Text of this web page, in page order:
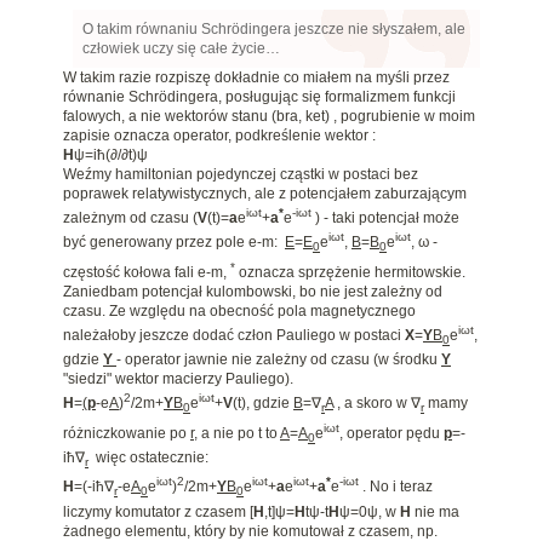
O takim równaniu Schrödingera jeszcze nie słyszałem, ale
człowiek uczy się całe życie…
W takim razie rozpiszę dokładnie co miałem na myśli przez
równanie Schrödingera, posługując się formalizmem funkcji
falowych, a nie wektorów stanu (bra, ket) , pogrubienie w moim
zapisie oznacza operator, podkreślenie wektor :
Hψ=iħ(∂/∂t)ψ
Weźmy hamiltonian pojedynczej cząstki w postaci bez
poprawek relatywistycznych, ale z potencjałem zaburzającym
zależnym od czasu (V(t)=aeiωt+a*e-iωt ) - taki potencjał może
być generowany przez pole e-m: E=E0eiωt, B=B0eiωt, ω -
częstość kołowa fali e-m, * oznacza sprzężenie hermitowskie.
Zaniedbam potencjał kulombowski, bo nie jest zależny od
czasu. Ze względu na obecność pola magnetycznego
należałoby jeszcze dodać człon Pauliego w postaci X=YB0eiωt
gdzie Y - operator jawnie nie zależny od czasu (w środku Y
"siedzi" wektor macierzy Pauliego).
H=(p-eA)2/2m+YB0eiωt+V(t), gdzie B=∇rA, a skoro w ∇rmamy
różniczkowanie po r, a nie po t toA=A0eiωt , operator pędu p=-
iħ∇rwięc ostatecznie:
H=(-iħ∇r-eA0eiωt)2/2m+YB0eiωt+aeiωt+a*e-iωt . No i teraz
liczymy komutator z czasem [H ,t]ψ=Htψ-tHψ=0ψ, w H nie ma
żadnego elementu, który by nie komutował z czasem, np.